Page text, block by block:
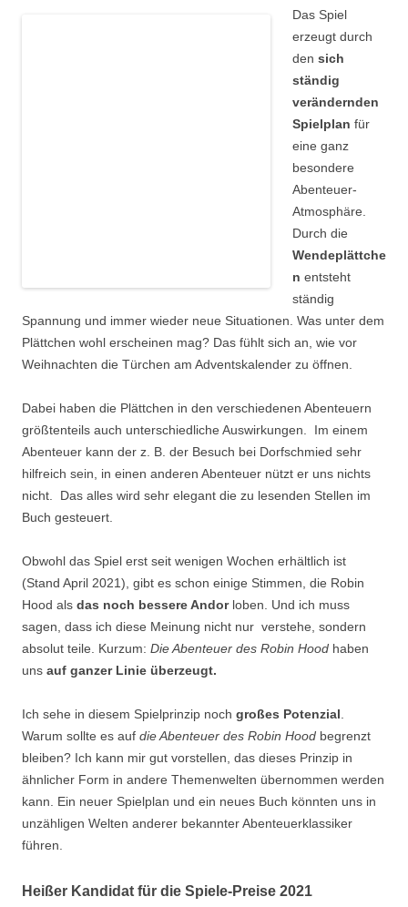
Das Spiel
erzeugt durch
den sich
ständig
verändernden
Spielplan für
eine ganz
besondere
Abenteuer-
Atmosphäre.
Durch die
Wendeplättche
n entsteht
ständig
Spannung und immer wieder neue Situationen. Was unter dem
Plättchen wohl erscheinen mag? Das fühlt sich an, wie vor
Weihnachten die Türchen am Adventskalender zu öffnen.
Dabei haben die Plättchen in den verschiedenen Abenteuern
größtenteils auch unterschiedliche Auswirkungen. Im einem
Abenteuer kann der z. B. der Besuch bei Dorfschmied sehr
hilfreich sein, in einen anderen Abenteuer nützt er uns nichts
nicht. Das alles wird sehr elegant die zu lesenden Stellen im
Buch gesteuert.
Obwohl das Spiel erst seit wenigen Wochen erhältlich ist
(Stand April 2021), gibt es schon einige Stimmen, die Robin
Hood als das noch bessere Andorloben. Und ich muss
sagen, dass ich diese Meinung nicht nur verstehe, sondern
absolut teile. Kurzum: Die Abenteuer des Robin Hood haben
uns auf ganzer Linie überzeugt.
Ich sehe in diesem Spielprinzip noch großes Potenzial.
Warum sollte es auf die Abenteuer des Robin Hood begrenzt
bleiben? Ich kann mir gut vorstellen, das dieses Prinzip in
ähnlicher Form in andere Themenwelten übernommen werden
kann. Ein neuer Spielplan und ein neues Buch könnten uns in
unzähligen Welten anderer bekannter Abenteuerklassiker
führen.
Heißer Kandidat für die Spiele-Preise 2021